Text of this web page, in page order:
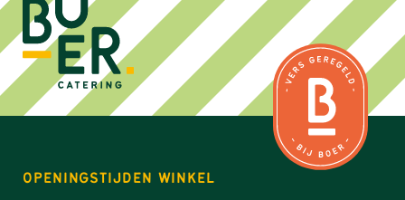
OPENINGSTIJDEN WINKEL